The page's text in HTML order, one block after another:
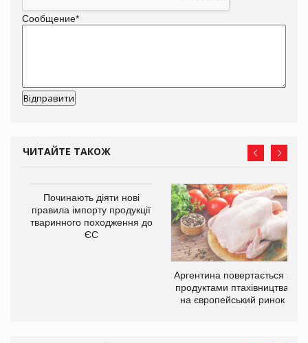
Сообщение*
ЧИТАЙТЕ ТАКОЖ
Починають діяти нові
правила імпорту продукції
тваринного походження до
ЄС
Аргентина повертається з
продуктами птахівництва
на європейський ринок